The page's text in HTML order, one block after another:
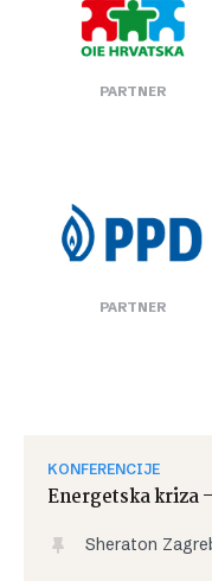
PARTNER
PARTNER
KONFERENCIJE
Energetska kriza
Sheraton